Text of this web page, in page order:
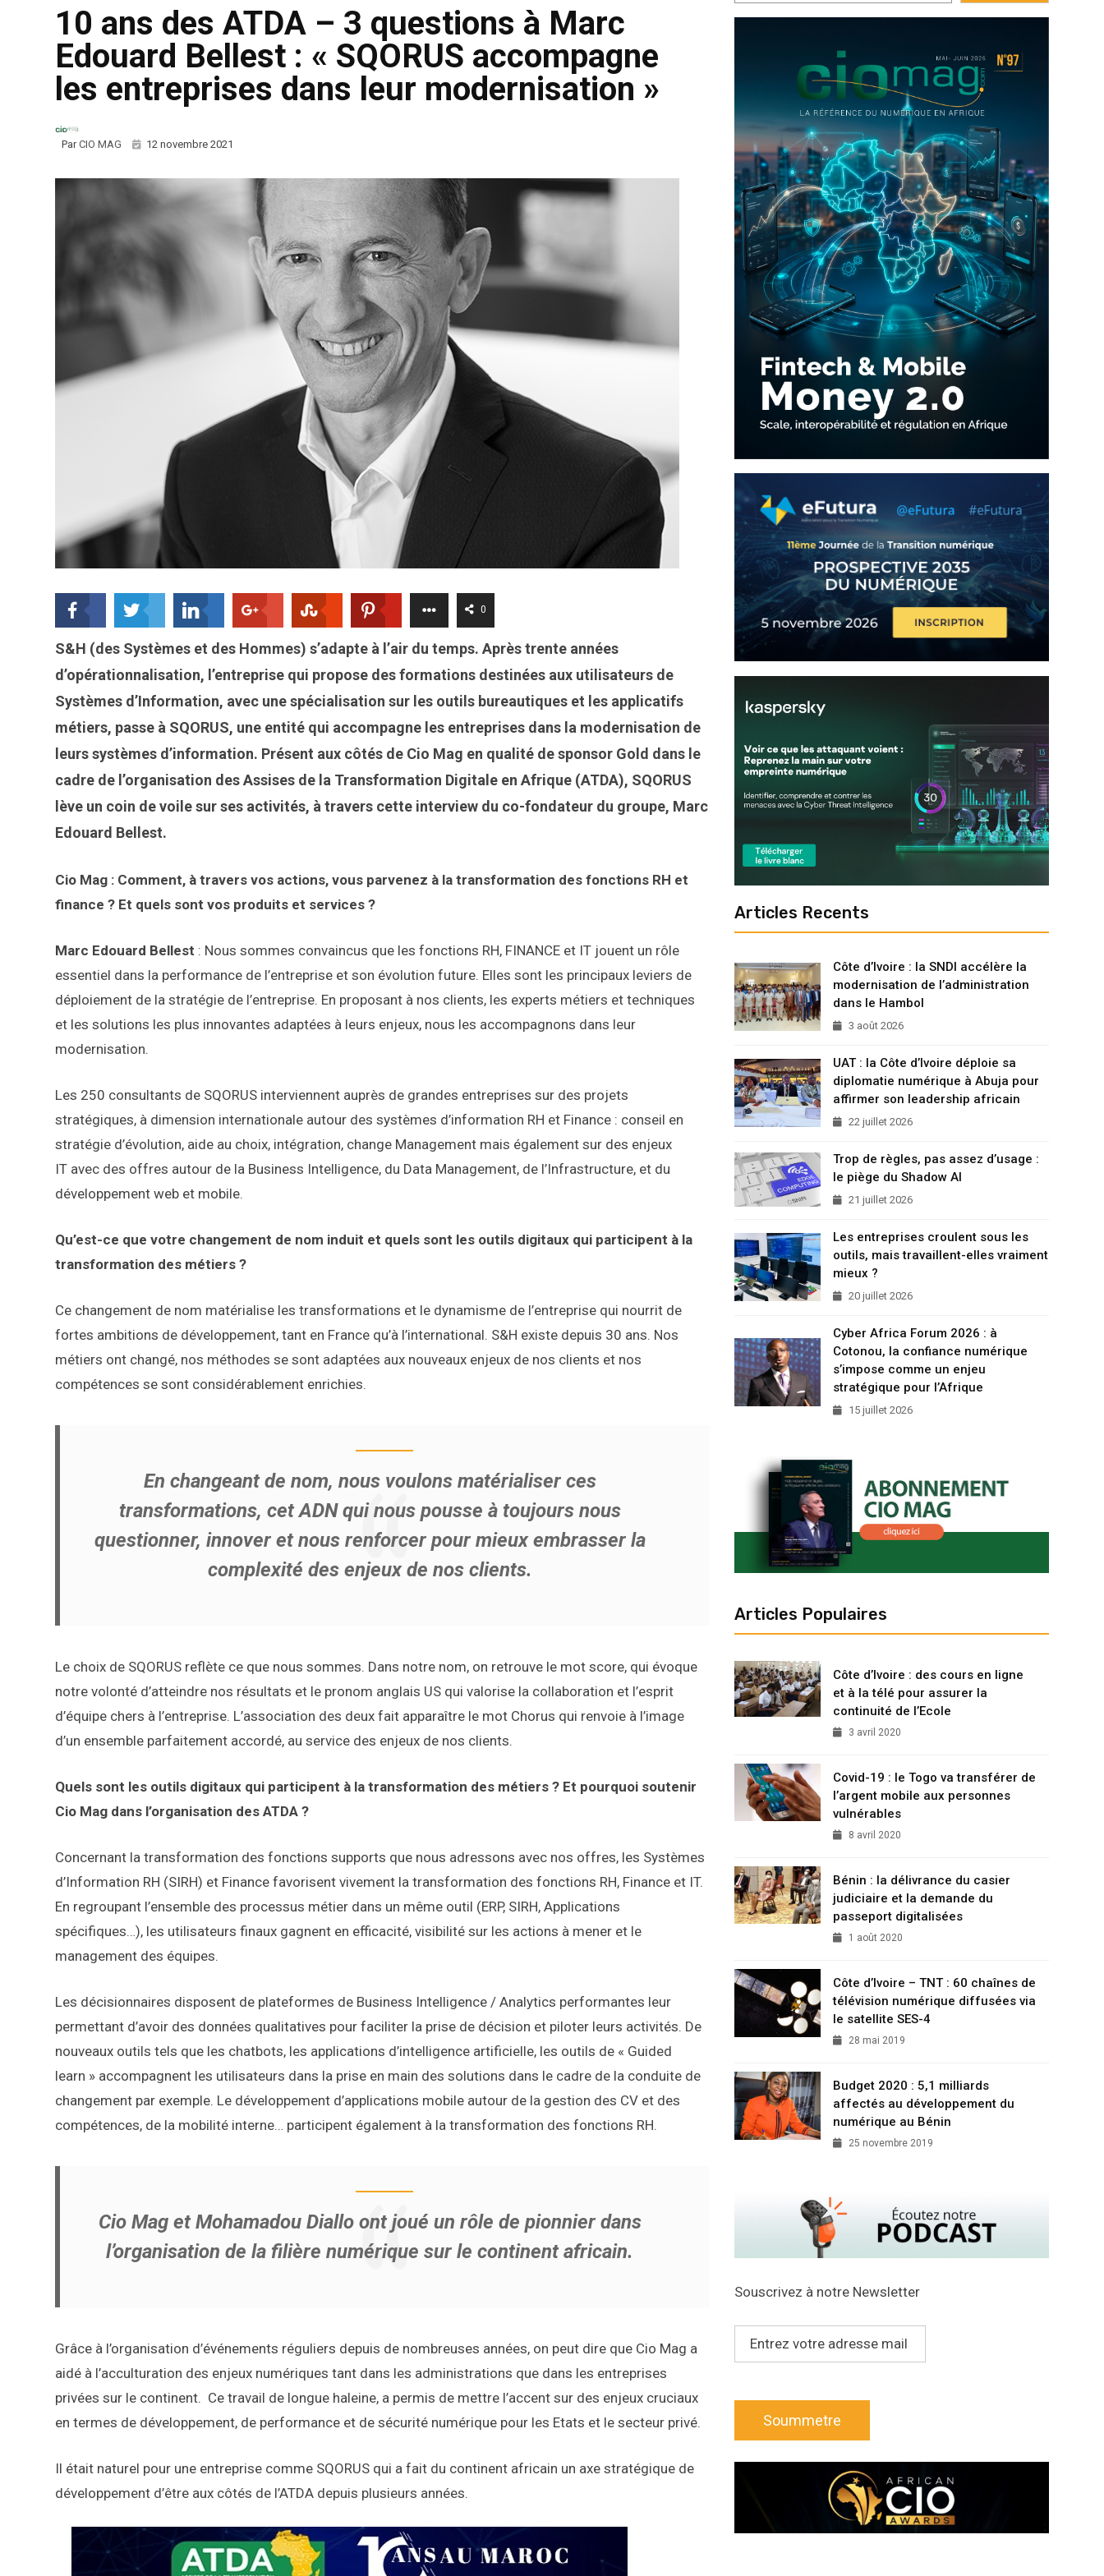
10 ans des ATDA – 3 questions à Marc
Edouard Bellest : « SQORUS accompagne
les entreprises dans leur modernisation »
ParCIO MAG 12 novembre 2021
0
S&H (des Systèmes et des Hommes) s’adapte à l’air du temps. Après trente années
d’opérationnalisation, l’entreprise qui propose des formations destinées aux utilisateurs de
Systèmes d’Information, avec une spécialisation sur les outils bureautiques et les applicatifs
métiers, passe à SQORUS, une entité qui accompagne les entreprises dans la modernisation de
leurs systèmes d’information. Présent aux côtés de Cio Mag en qualité de sponsor Gold dans le
cadre de l’organisation des Assises de la Transformation Digitale en Afrique (ATDA), SQORUS
lève un coin de voile sur ses activités, à travers cette interview du co-fondateur du groupe, Marc
Edouard Bellest.
Cio Mag : Comment, à travers vos actions, vous parvenez à la transformation des fonctions RH et
finance ? Et quels sont vos produits et services ?
Marc Edouard Bellest : Nous sommes convaincus que les fonctions RH, FINANCE et IT jouent un rôle
essentiel dans la performance de l’entreprise et son évolution future. Elles sont les principaux leviers de
déploiement de la stratégie de l’entreprise. En proposant à nos clients, les experts métiers et techniques
et les solutions les plus innovantes adaptées à leurs enjeux, nous les accompagnons dans leur
modernisation.
Les 250 consultants de SQORUS interviennent auprès de grandes entreprises sur des projets
stratégiques, à dimension internationale autour des systèmes d’information RH et Finance : conseil en
stratégie d’évolution, aide au choix, intégration, change Management mais également sur des enjeux
IT avec des offres autour de la Business Intelligence, du Data Management, de l’Infrastructure, et du
développement web et mobile.
Qu’est-ce que votre changement de nom induit et quels sont les outils digitaux qui participent à la
transformation des métiers ?
Ce changement de nom matérialise les transformations et le dynamisme de l’entreprise qui nourrit de
fortes ambitions de développement, tant en France qu’à l’international. S&H existe depuis 30 ans. Nos
métiers ont changé, nos méthodes se sont adaptées aux nouveaux enjeux de nos clients et nos
compétences se sont considérablement enrichies.
En changeant de nom, nous voulons matérialiser ces
transformations, cet ADN qui nous pousse à toujours nous
questionner, innover et nous renforcer pour mieux embrasser la
complexité des enjeux de nos clients.
Le choix de SQORUS reflète ce que nous sommes. Dans notre nom, on retrouve le mot score, qui évoque
notre volonté d’atteindre nos résultats et le pronom anglais US qui valorise la collaboration et l’esprit
d’équipe chers à l’entreprise. L’association des deux fait apparaître le mot Chorus qui renvoie à l’image
d’un ensemble parfaitement accordé, au service des enjeux de nos clients.
Quels sont les outils digitaux qui participent à la transformation des métiers ? Et pourquoi soutenir
Cio Mag dans l’organisation des ATDA ?
Concernant la transformation des fonctions supports que nous adressons avec nos offres, les Systèmes
d’Information RH (SIRH) et Finance favorisent vivement la transformation des fonctions RH, Finance et IT.
En regroupant l’ensemble des processus métier dans un même outil (ERP, SIRH, Applications
spécifiques…), les utilisateurs finaux gagnent en efficacité, visibilité sur les actions à mener et le
management des équipes.
Les décisionnaires disposent de plateformes de Business Intelligence / Analytics performantes leur
permettant d’avoir des données qualitatives pour faciliter la prise de décision et piloter leurs activités. De
nouveaux outils tels que les chatbots, les applications d’intelligence artificielle, les outils de « Guided
learn » accompagnent les utilisateurs dans la prise en main des solutions dans le cadre de la conduite de
changement par exemple. Le développement d’applications mobile autour de la gestion des CV et des
compétences, de la mobilité interne… participent également à la transformation des fonctions RH.
Cio Mag et Mohamadou Diallo ont joué un rôle de pionnier dans
l’organisation de la filière numérique sur le continent africain.
Grâce à l’organisation d’événements réguliers depuis de nombreuses années, on peut dire que Cio Mag a
aidé à l’acculturation des enjeux numériques tant dans les administrations que dans les entreprises
privées sur le continent. Ce travail de longue haleine, a permis de mettre l’accent sur des enjeux cruciaux
en termes de développement, de performance et de sécurité numérique pour les Etats et le secteur privé.
Il était naturel pour une entreprise comme SQORUS qui a fait du continent africain un axe stratégique de
développement d’être aux côtés de l’ATDA depuis plusieurs années.
Articles Recents
Côte d’Ivoire : la SNDI accélère la
modernisation de l’administration
dans le Hambol
3 août 2026
UAT : la Côte d’Ivoire déploie sa
diplomatie numérique à Abuja pour
affirmer son leadership africain
22 juillet 2026
Trop de règles, pas assez d’usage :
le piège du Shadow AI
21 juillet 2026
Les entreprises croulent sous les
outils, mais travaillent-elles vraiment
mieux ?
20 juillet 2026
Cyber Africa Forum 2026 : à
Cotonou, la confiance numérique
s’impose comme un enjeu
stratégique pour l’Afrique
15 juillet 2026
Articles Populaires
Côte d’Ivoire : des cours en ligne
et à la télé pour assurer la
continuité de l’Ecole
3 avril 2020
Covid-19 : le Togo va transférer de
l’argent mobile aux personnes
vulnérables
8 avril 2020
Bénin : la délivrance du casier
judiciaire et la demande du
passeport digitalisées
1 août 2020
Côte d’Ivoire – TNT : 60 chaînes de
télévision numérique diffusées via
le satellite SES-4
28 mai 2019
Budget 2020 : 5,1 milliards
affectés au développement du
numérique au Bénin
25 novembre 2019
Souscrivez à notre Newsletter